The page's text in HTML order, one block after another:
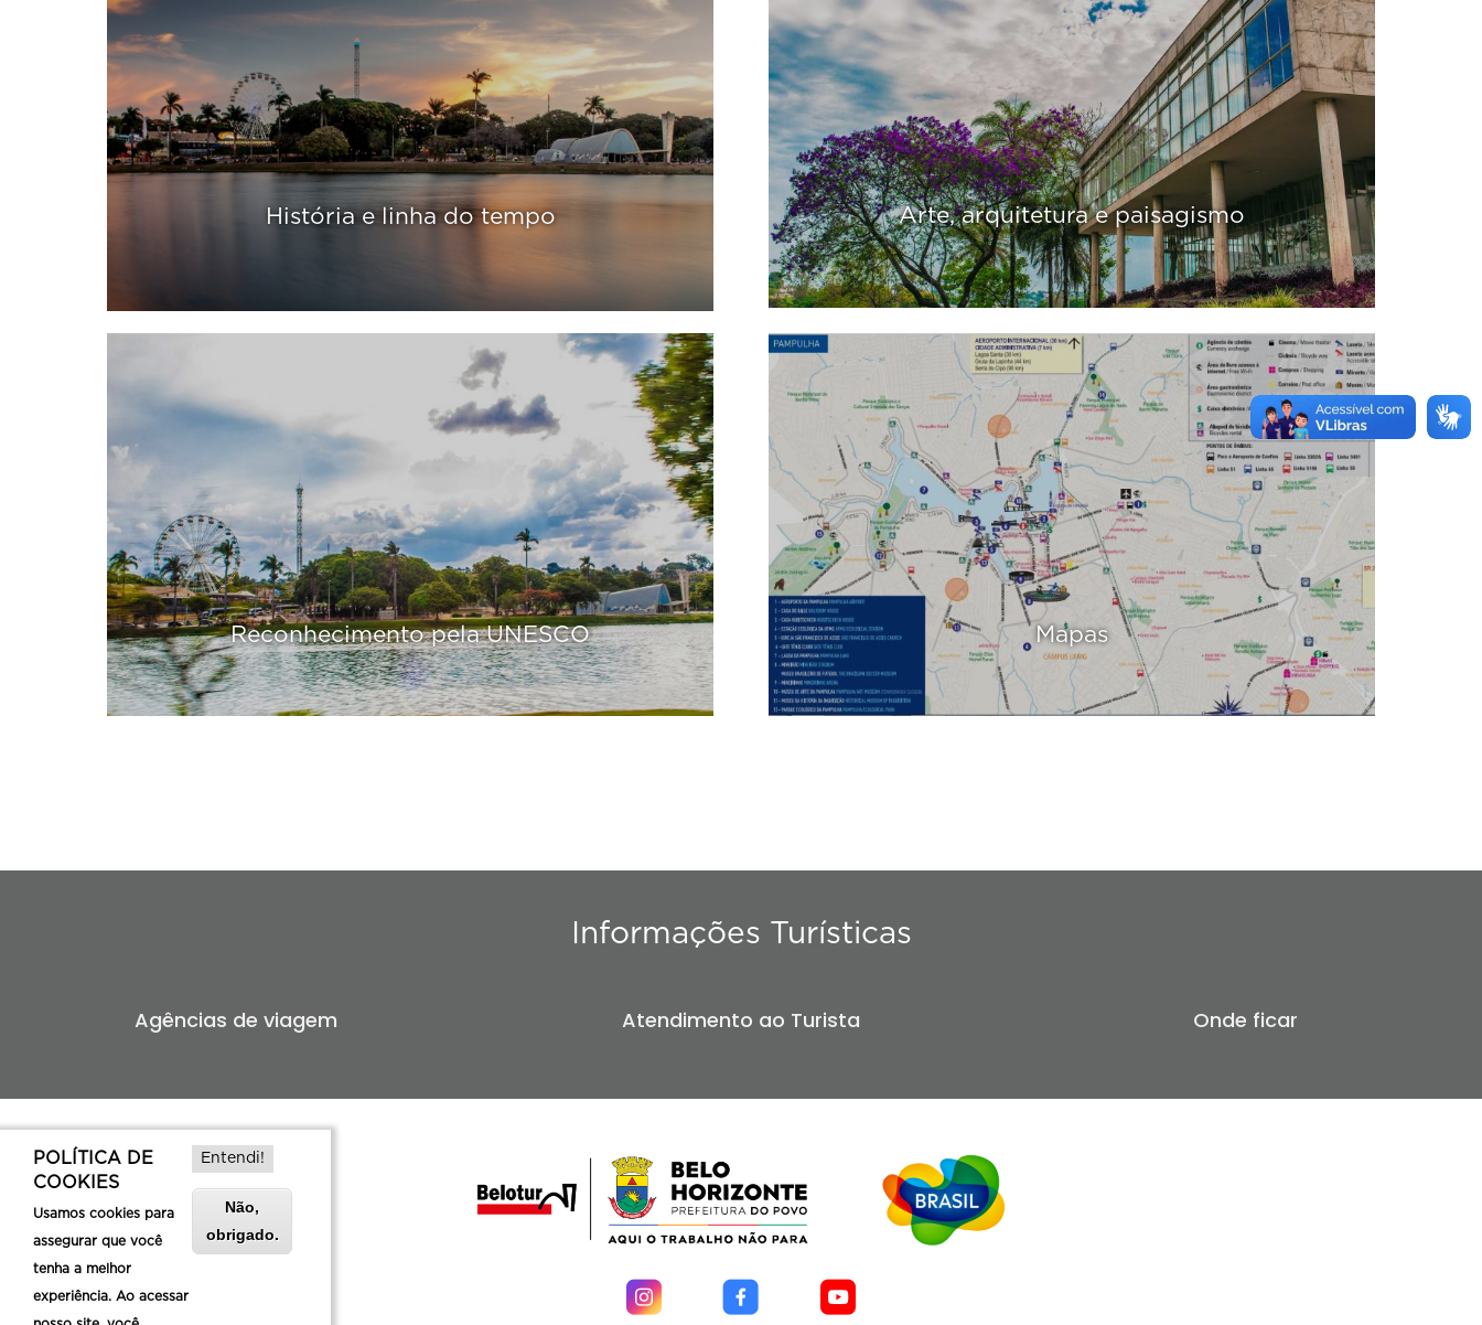
História e linha do tempo Arte, arquitetura e paisagismo
Reconhecimento pela UNESCO Mapas
Informações Turísticas
Agências de viagem Atendimento ao Turista Onde ficar
POLÍTICA DE
COOKIES
Usamos cookies para
assegurar que você
tenha a melhor
experiência. Ao acessar
Entendi!
Não,
obrigado.